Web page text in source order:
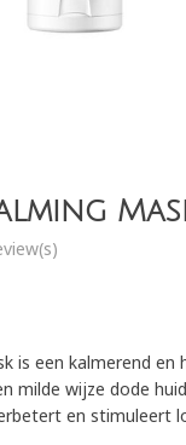
is een kalmerend en
milde wijze dode
en stimuleert